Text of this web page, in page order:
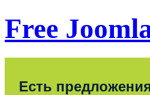
Free
Есть